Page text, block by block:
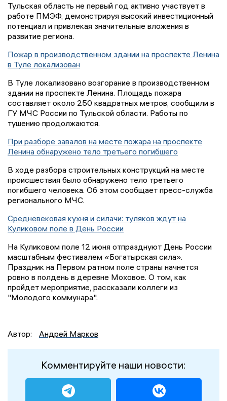
Тульская область не первый год активно участвует в
работе ПМЭФ, демонстрируя высокий инвестиционный
потенциал и привлекая значительные вложения в
развитие региона.
Пожар в производственном здании на проспекте Ленина
в Туле локализован
В Туле локализовано возгорание в производственном
здании на проспекте Ленина. Площадь пожара
составляет около 250 квадратных метров, сообщили в
ГУ МЧС России по Тульской области. Работы по
тушению продолжаются.
При разборе завалов на месте пожара на проспекте
Ленина обнаружено тело третьего погибшего
В ходе разбора строительных конструкций на месте
происшествия было обнаружено тело третьего
погибшего человека. Об этом сообщает пресс-служба
регионального МЧС.
Средневековая кухня и силачи: туляков ждут на
Куликовом поле в День России
На Куликовом поле 12 июня отпразднуют День России
масштабным фестивалем «Богатырская сила».
Праздник на Первом ратном поле страны начнется
ровно в полдень в деревне Моховое. О том, как
пройдет мероприятие, рассказали коллеги из
"Молодого коммунара".
Автор: Андрей Марков
Комментируйте наши новости: